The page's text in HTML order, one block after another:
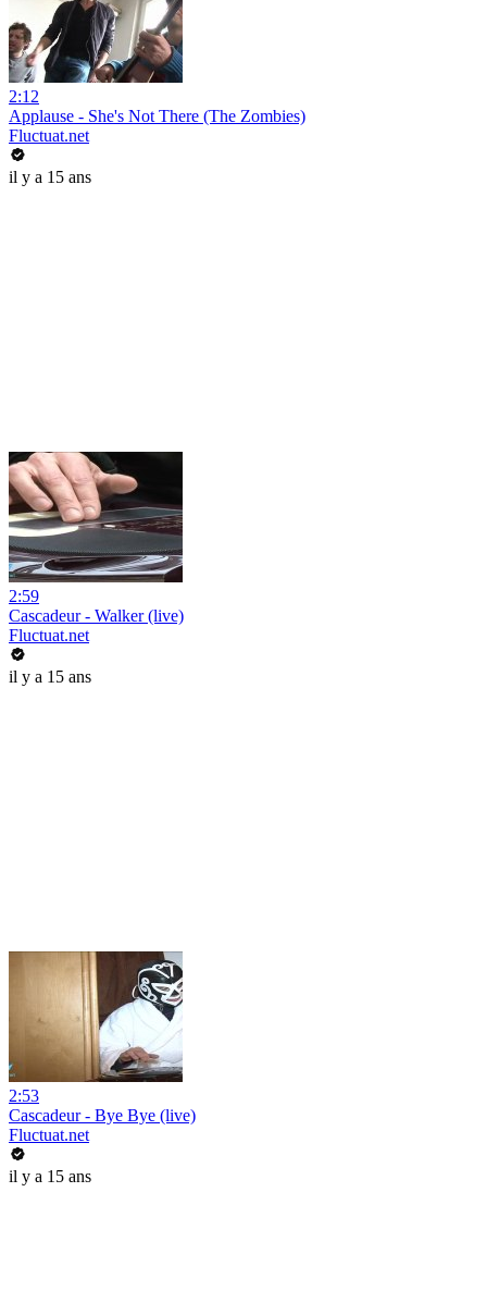
2:12
Applause - She's Not There (The Zombies)
Fluctuat.net
il y a 15 ans
2:59
Cascadeur - Walker (live)
Fluctuat.net
il y a 15 ans
2:53
Cascadeur - Bye Bye (live)
Fluctuat.net
il y a 15 ans